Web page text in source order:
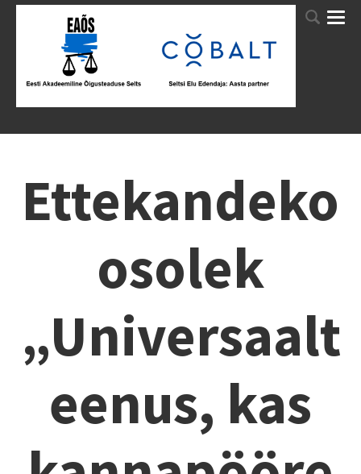
Ettekandeko
osolek
„Universaalt
eenus, kas